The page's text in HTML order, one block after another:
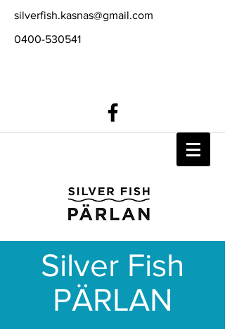
silverfish.kasnas@gmail.com
0400-530541
Silver Fish
PÄRLAN